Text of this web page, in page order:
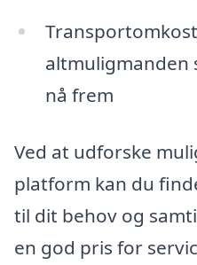
altmuligmanden
nå frem
Ved at udforske
platform kan du
til dit behov og
en god pris for